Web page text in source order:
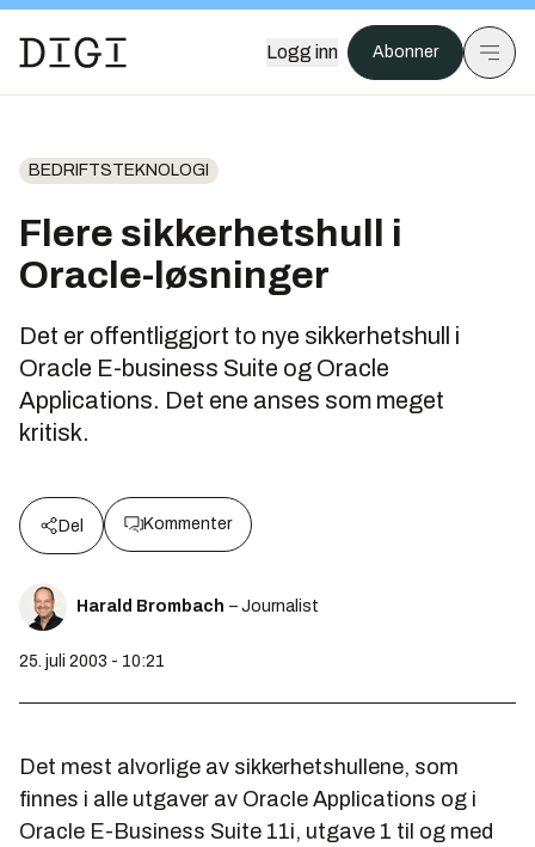
Logg inn Abonner
BEDRIFTSTEKNOLOGI
Flere sikkerhetshull i
Oracle-løsninger
Det er offentliggjort to nye sikkerhetshull i
Oracle E-business Suite og Oracle
Applications. Det ene anses som meget
kritisk.
Del Kommenter
Harald Brombach – Journalist
25. juli 2003 - 10:21
Det mest alvorlige av sikkerhetshullene, som
finnes i alle utgaver av Oracle Applications og i
Oracle E-Business Suite 11i, utgave 1 til og med